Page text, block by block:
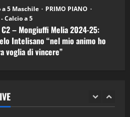
a 5 Maschile
PRIMO PIANO
Calcio a 5
– Mongiuffi Melia 2024-25:
Intelisano “nel mio animo ho
voglia di vincere”
in Podcast: 30^ Puntata
05 Maggio 2026)
2026
2026